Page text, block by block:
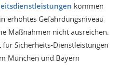
kommen
erhöhtes Gefährdungsniveau
Maßnahmen nicht ausreichen.
für Sicherheits-Dienstleistungen
München und Bayern